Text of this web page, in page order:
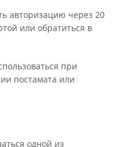
авторизацию через 20
или обратиться в
при
постамата или
одной из